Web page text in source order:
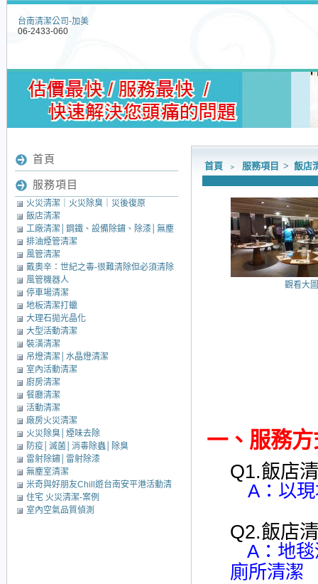
台南清潔公司-加美
06-2433-060
首頁 ﹥ 服務項目 > 飯店
觀看大
一、 服務
Q1.飯店
A：以
Q2.飯店
A：地
廁所清潔
首頁
服務項目
火災清潔｜火災除臭｜災後復原
飯店清潔
工廠清潔│鋼鐵、設備除鏽、除漆│無塵
室清潔│中央廚房清潔
排油煙管清潔
風管清潔
戴奧辛：世紀之毒-很難清除但必須清除
的毒素
風管機器人
停車場清潔
地板清潔打蠟
大理石拋光晶化
大型活動清潔
裝潢清潔
吊燈清潔│水晶燈清潔
室內活動清潔
廚房清潔
餐廳清潔
活動清潔
廠房火災清潔
火災除臭│煙味去除
防疫│滅菌│消毒除蟲│除臭
雷射除鏽│雷射除漆
無塵室清潔
米奇與好朋友Chill遊台南安平港活動清
潔
住宅 火災清潔-案例
室內空氣品質偵測